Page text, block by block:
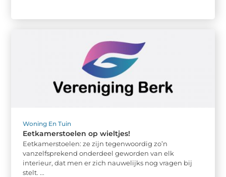
Woning En Tuin
Eetkamerstoelen op wieltjes!
Eetkamerstoelen: ze zijn tegenwoordig zo’n
vanzelfsprekend onderdeel geworden van elk
interieur, dat men er zich nauwelijks nog vragen bij
stelt. ...